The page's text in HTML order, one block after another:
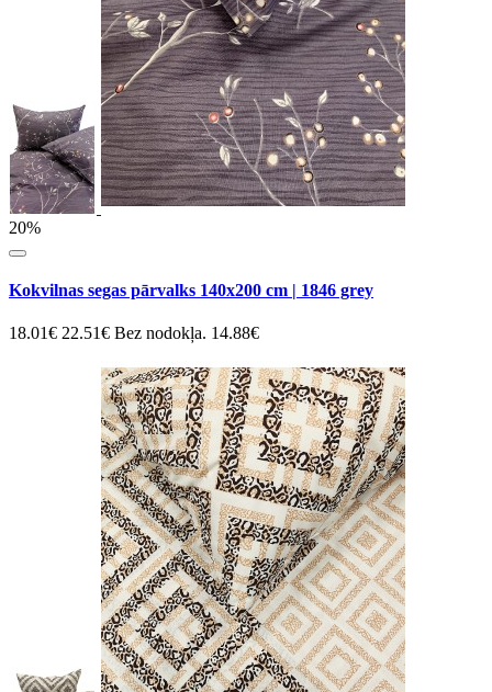
20%
Kokvilnas segas pārvalks 140x200 cm | 1846 grey
18.01€ 22.51€ Bez nodokļa. 14.88€